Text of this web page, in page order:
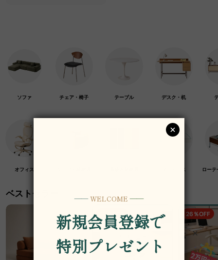
ソファ チェア・椅子 テーブル デスク・机
オフィス マットレス ロー
ベストセラー
19％OFF 26％OFF